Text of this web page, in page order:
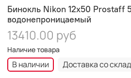
Бинокль Nikon 12x50 Prostaff
водонепроницаемый
13410.00 руб
Наличие товара
В наличии Доставка со